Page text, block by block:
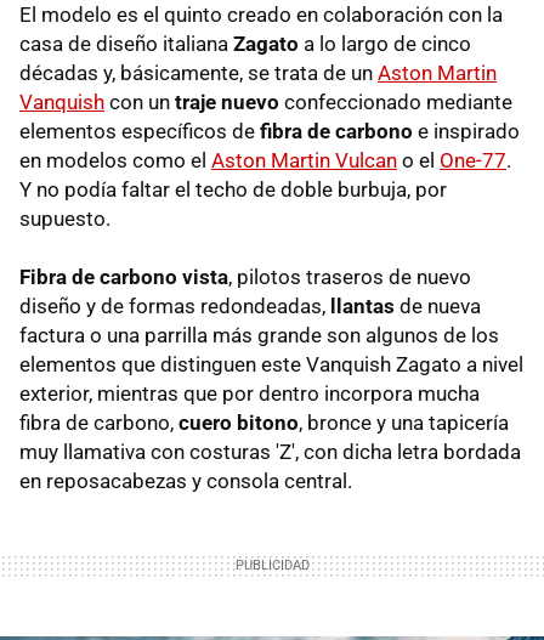
El modelo es el quinto creado en colaboración con la
casa de diseño italiana Zagato a lo largo de cinco
décadas y, básicamente, se trata de un Aston Martin
Vanquish con un traje nuevo confeccionado mediante
elementos específicos de fibra de carbono e inspirado
en modelos como el Aston Martin Vulcan o el One-77.
Y no podía faltar el techo de doble burbuja, por
supuesto.
Fibra de carbono vista, pilotos traseros de nuevo
diseño y de formas redondeadas,
llantas de nueva
factura o una parrilla más grande son algunos de los
elementos que distinguen este Vanquish Zagato a nivel
exterior, mientras que por dentro incorpora mucha
fibra de carbono, cuero bitono, bronce y una tapicería
muy llamativa con costuras 'Z', con dicha letra bordada
en reposacabezas y consola central.